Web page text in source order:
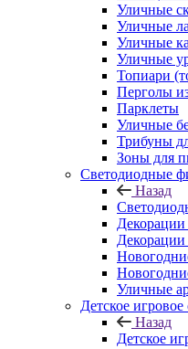
Уличные
Уличные
Уличные
Уличные
Топиари
Перголы
Парклеты
Уличные
Трибуны
Зоны для
Светодиодные
Назад
Декорации
Уличные
Детское
Назад
Детское